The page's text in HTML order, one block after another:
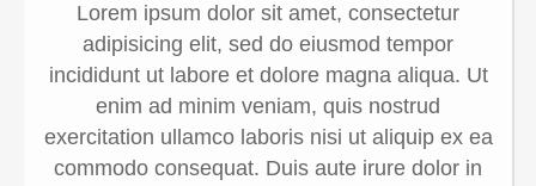
Lorem ipsum dolor sit amet, consectetur
adipisicing elit, sed do eiusmod tempor
incididunt ut labore et dolore magna aliqua. Ut
enim ad minim veniam, quis nostrud
exercitation ullamco laboris nisi ut aliquip ex ea
commodo consequat. Duis aute irure dolor in